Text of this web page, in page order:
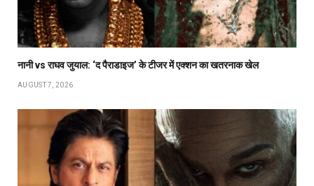
नानी vs राघव जुयाल: ‘द पैराडाइज’ के टीजर में एक्शन का खतरनाक खेल
AUGUST 7, 2026